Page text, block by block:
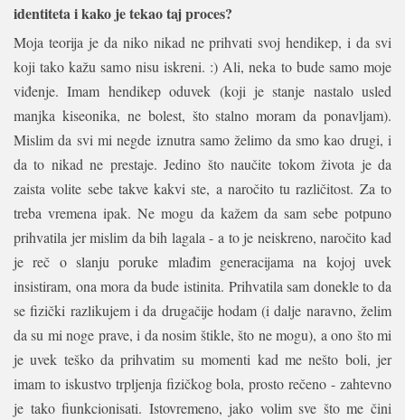
identiteta i kako je tekao taj proces?
Moja teorija je da niko nikad ne prihvati svoj hendikep, i da svi
koji tako kažu samo nisu iskreni. :) Ali, neka to bude samo moje
viđenje. Imam hendikep oduvek (koji je stanje nastalo usled
manjka kiseonika, ne bolest, što stalno moram da ponavljam).
Mislim da svi mi negde iznutra samo želimo da smo kao drugi, i
da to nikad ne prestaje. Jedino što naučite tokom života je da
zaista volite sebe takve kakvi ste, a naročito tu različitost. Za to
treba vremena ipak. Ne mogu da kažem da sam sebe potpuno
prihvatila jer mislim da bih lagala - a to je neiskreno, naročito kad
je reč o slanju poruke mlađim generacijama na kojoj uvek
insistiram, ona mora da bude istinita. Prihvatila sam donekle to da
se fizički razlikujem i da drugačije hodam (i dalje naravno, želim
da su mi noge prave, i da nosim štikle, što ne mogu), a ono što mi
je uvek teško da prihvatim su momenti kad me nešto boli, jer
imam to iskustvo trpljenja fizičkog bola, prosto rečeno - zahtevno
je tako fiunkcionisati. Istovremeno, jako volim sve što me čini